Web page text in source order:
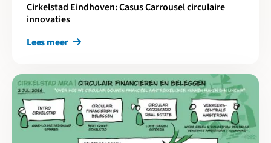
Cirkelstad Eindhoven: Casus Carrousel circulaire
innovaties
Lees meer
Lees meer over Meten is scoren: Circulair financieren en